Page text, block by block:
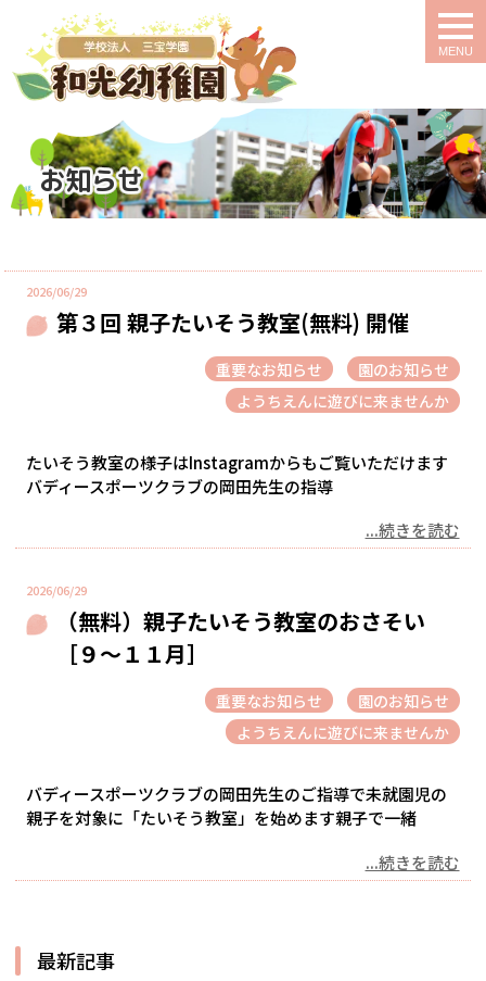
お知らせ
2026/06/29
第３回 親子たいそう教室(無料) 開催
重要なお知らせ
園のお知らせ
ようちえんに遊びに来ませんか
たいそう教室の様子はInstagramからもご覧いただけます
バディースポーツクラブの岡田先生の指導
...続きを読む
2026/06/29
（無料）親子たいそう教室のおさそい
［９～１１月］
重要なお知らせ
園のお知らせ
ようちえんに遊びに来ませんか
バディースポーツクラブの岡田先生のご指導で未就園児の
親子を対象に「たいそう教室」を始めます親子で一緒
...続きを読む
最新記事